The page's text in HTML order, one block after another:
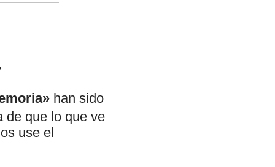
han sido
de que lo que ve
use el